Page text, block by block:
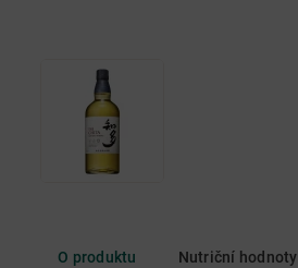
O produktu Nutriční hodnoty